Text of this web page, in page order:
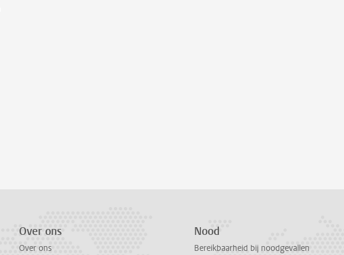
Over ons
Over ons
Nood
Bereikbaarheid bij noodgevallen